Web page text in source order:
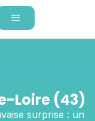
Loire (43)
surprise : un